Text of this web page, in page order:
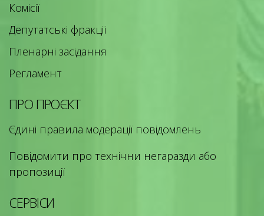
Комісії
Депутатські фракції
Пленарні засідання
Регламент
ПРО ПРОЄКТ
Єдині правила модерації повідомлень
Повідомити про технічни негаразди або
пропозиції
СЕРВІСИ